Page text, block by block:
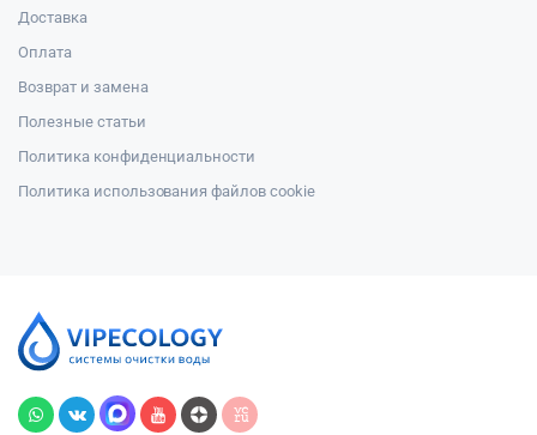
Доставка
Оплата
Возврат и замена
Полезные статьи
Политика конфиденциальности
Политика использования файлов cookie